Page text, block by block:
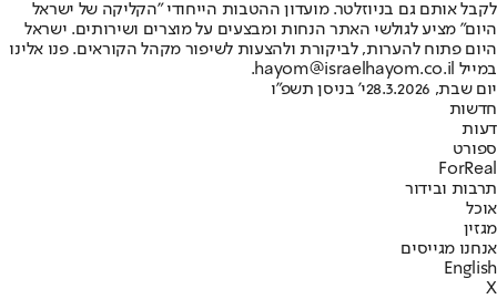
לקבל אותם גם בניוזלטר. מועדון ההטבות הייחודי "הקליקה של ישראל
היום" מציע לגולשי האתר הנחות ומבצעים על מוצרים ושירותים. ישראל
היום פתוח להערות, לביקורת ולהצעות לשיפור מקהל הקוראים. פנו אלינו
במייל hayom@israelhayom.co.il.
יום שבת, 28.3.2026
י' בניסן תשפ"ו
חדשות
דעות
ספורט
ForReal
תרבות ובידור
אוכל
מגזין
אנחנו מגייסים
English
X